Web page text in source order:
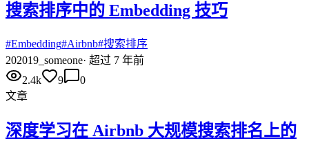
搜索排序中的 Embedding 技巧
#Embedding#Airbnb#搜索排序
202019_someone· 超过 7 年前
2.4k
9
0
文章
深度学习在 Airbnb 大规模搜索排名上的